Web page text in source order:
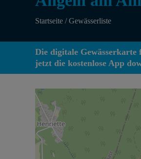
Startseite /Gewässerliste
Die digitale Gewässerkarte
jetzt die kostenlose App